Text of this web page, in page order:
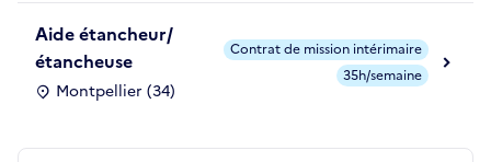
Aide étancheur/
étancheuse
Montpellier (34)
Contrat de mission intérimaire
35h/semaine